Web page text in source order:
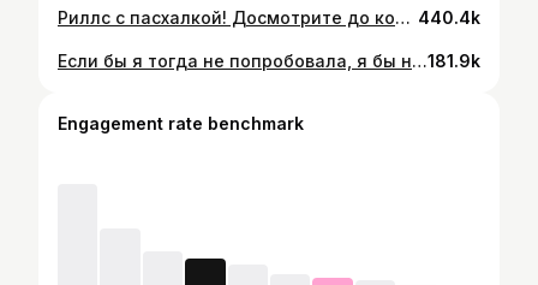
Риллс с пасхалкой! Досмотрите до конца 🔥🔥🔥 и оставьте в комментах комплимент невероятной Оле @olya_nick Одна из самых запоминающихся работ в последнее время 💔 Уже совсем скоро - новый курс «Профессиональный визажист» - НЕ ПРОПУСТИ ‼️ #макияжкамчатка #визажисткамчатка #курсымакияжа #обучениевизажисткамчатка #прическакамчатка 440.4k
Если бы я тогда не попробовала, я бы никогда не узнала какой могу быть181.9k
Engagement rate benchmark